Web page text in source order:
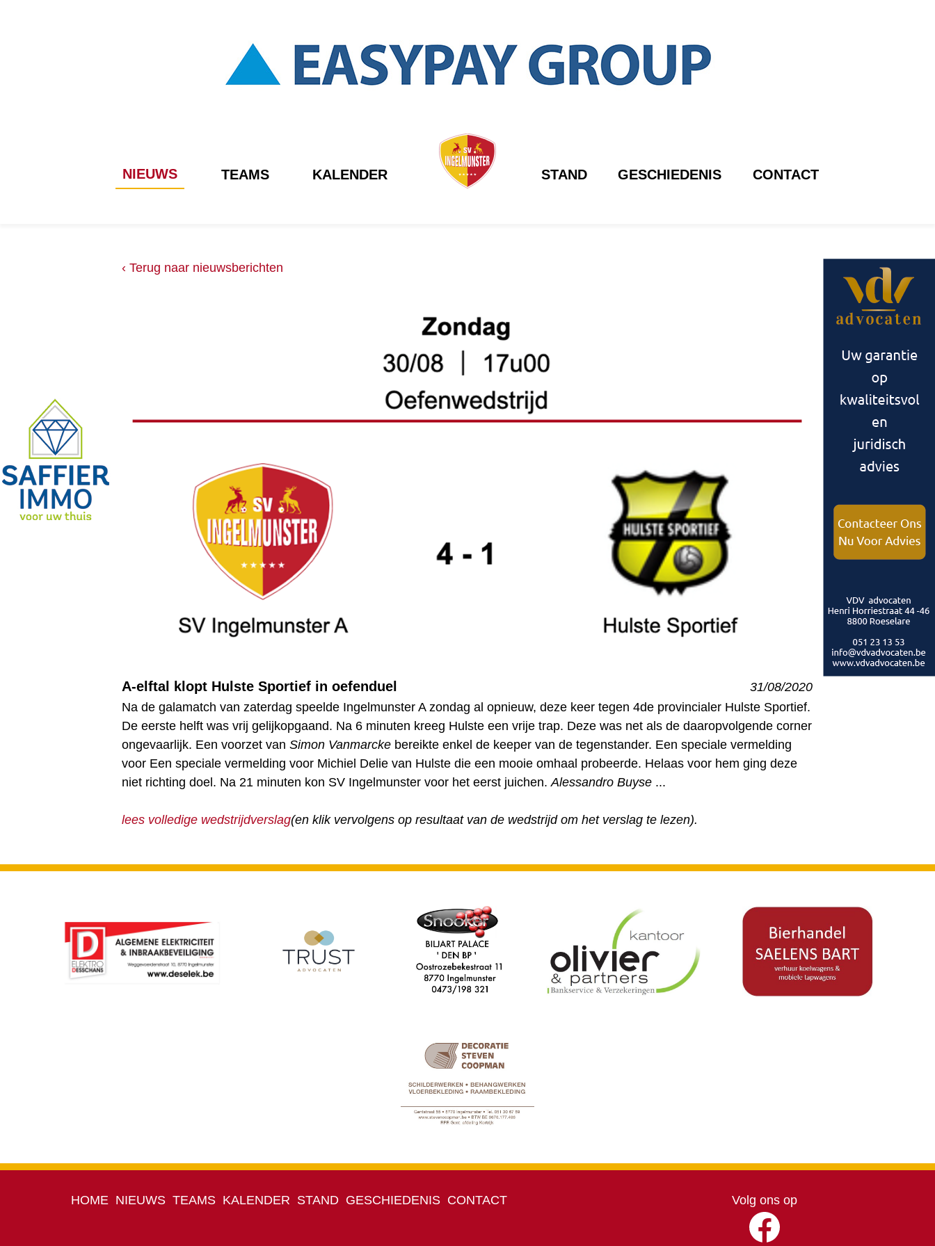
NIEUWS TEAMS KALENDER STAND GESCHIEDENIS CONTACT
‹ Terug naar nieuwsberichten
A-elftal klopt Hulste Sportief in oefenduel
31/08/2020
Na de galamatch van zaterdag speelde Ingelmunster A zondag al opnieuw, deze keer tegen 4de provincialer Hulste Sportief.
De eerste helft was vrij gelijkopgaand. Na 6 minuten kreeg Hulste een vrije trap. Deze was net als de daaropvolgende corner
ongevaarlijk. Een voorzet van Simon Vanmarcke bereikte enkel de keeper van de tegenstander. Een speciale vermelding
voor Een speciale vermelding voor Michiel Delie van Hulste die een mooie omhaal probeerde. Helaas voor hem ging deze
niet richting doel. Na 21 minuten kon SV Ingelmunster voor het eerst juichen. Alessandro Buyse ...
lees volledige wedstrijdverslag(en klik vervolgens op resultaat van de wedstrijd om het verslag te lezen).
HOME NIEUWS TEAMS KALENDER STAND GESCHIEDENIS CONTACT Volg ons op